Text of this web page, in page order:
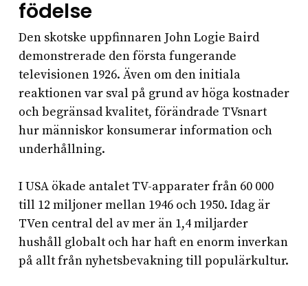
födelse
Den skotske uppfinnaren John Logie Baird
demonstrerade den första fungerande
televisionen 1926. Även om den initiala
reaktionen var sval på grund av höga kostnader
och begränsad kvalitet, förändrade TVsnart
hur människor konsumerar information och
underhållning.
I USA ökade antalet TV-apparater från 60 000
till 12 miljoner mellan 1946 och 1950. Idag är
TVen central del av mer än 1,4 miljarder
hushåll globalt och har haft en enorm inverkan
på allt från nyhetsbevakning till populärkultur.